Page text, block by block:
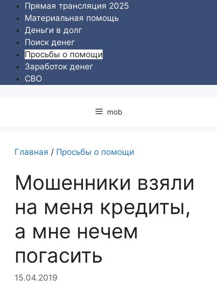
Перейти
содержимому
Прямая трансляция 2025
Материальная помощь
Деньги в долг
Поиск денег
Просьбы о помощи
Заработок денег
СВО
mob
Главная / Просьбы о помощи
Мошенники взяли
на меня кредиты,
а мне нечем
погасить
15.04.2019